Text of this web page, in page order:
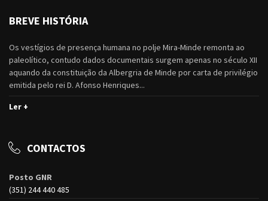
BREVE HISTÓRIA
Os vestígios de presença humana no polje Mira-Minde remonta ao
paleolítico, contudo dados documentais surgem apenas no século XII
aquando da constituição da Albergria de Minde por carta de privilégio
emitida pelo rei D. Afonso Henriques...
Ler +
CONTACTOS
Posto GNR
(351) 244 440 485